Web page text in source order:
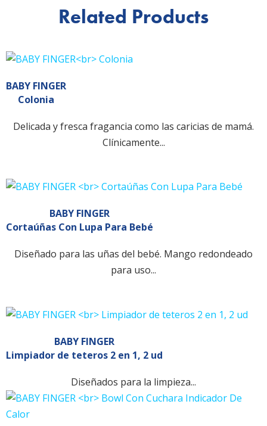
Related Products
BABY FINGER
Colonia
Delicada y fresca fragancia como las caricias de mamá.
Clínicamente...
BABY FINGER
Cortaúñas Con Lupa Para Bebé
Diseñado para las uñas del bebé. Mango redondeado
para uso...
BABY FINGER
Limpiador de teteros 2 en 1, 2 ud
Diseñados para la limpieza...